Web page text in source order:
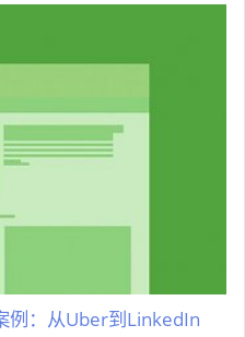
例：从Uber到LinkedIn